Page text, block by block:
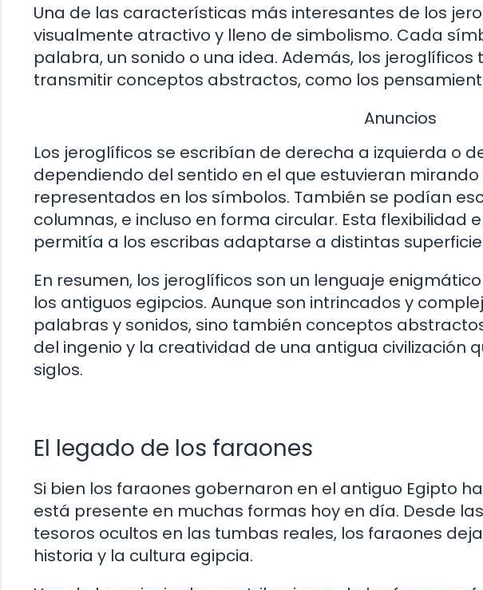
Una de las características más interesantes de los
visualmente atractivo y lleno de simbolismo. Cada
palabra, un sonido o una idea. Además, los
transmitir conceptos abstractos, como los
Anuncios
Los jeroglíficos se escribían de derecha a izquierda o
dependiendo del sentido en el que estuvieran
representados en los símbolos. También se podían
columnas, e incluso en forma circular. Esta flexibilidad
permitía a los escribas adaptarse a distintas
En resumen, los jeroglíficos son un lenguaje
los antiguos egipcios. Aunque son intrincados y
palabras y sonidos, sino también conceptos
del ingenio y la creatividad de una antigua civilización
siglos.
El legado de los faraones
Si bien los faraones gobernaron en el antiguo Egipto
está presente en muchas formas hoy en día. Desde
tesoros ocultos en las tumbas reales, los faraones
historia y la cultura egipcia.